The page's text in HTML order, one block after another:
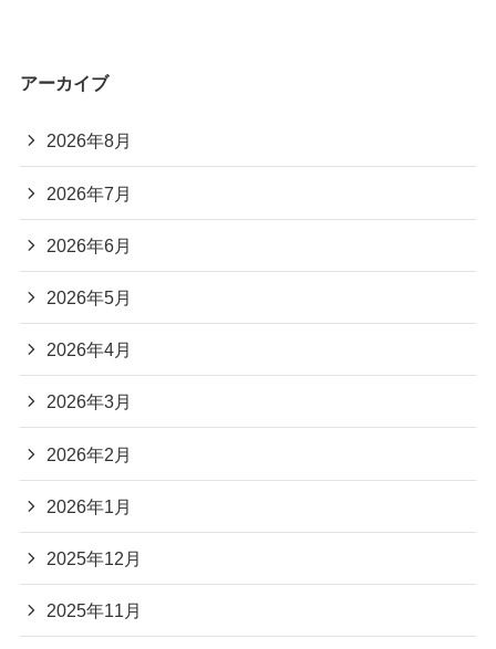
アーカイブ
2026年8月
2026年7月
2026年6月
2026年5月
2026年4月
2026年3月
2026年2月
2026年1月
2025年12月
2025年11月